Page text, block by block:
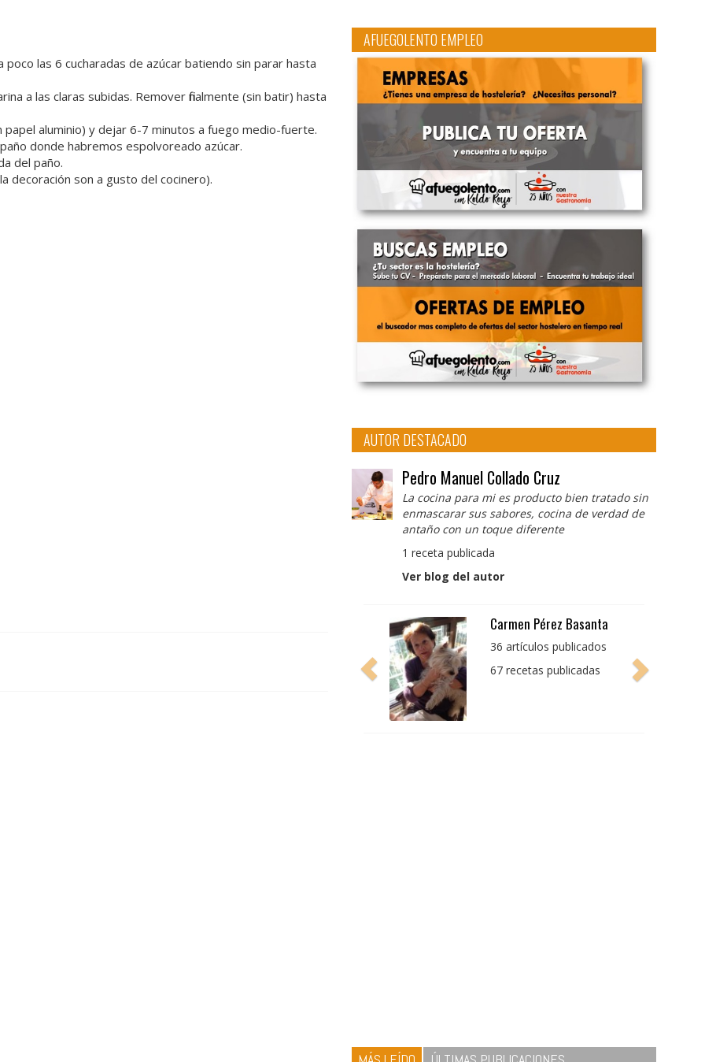
las 6 cucharadas de azúcar batiendo sin parar hasta
a las claras subidas. Remover finalmente (sin batir) hasta
aluminio) y dejar 6-7 minutos a fuego medio-fuerte.
donde habremos espolvoreado azúcar.
del paño.
decoración son a gusto del cocinero).
AFUEGOLENTO EMPLEO
AUTOR DESTACADO
Pedro Manuel Collado Cruz
La cocina para mi es producto bien tratado sin
enmascarar sus sabores, cocina de verdad de
antaño con un toque diferente
1 receta publicada
Ver blog del autor
Pedro Manuel Collado
Cruz
producto bien tratado